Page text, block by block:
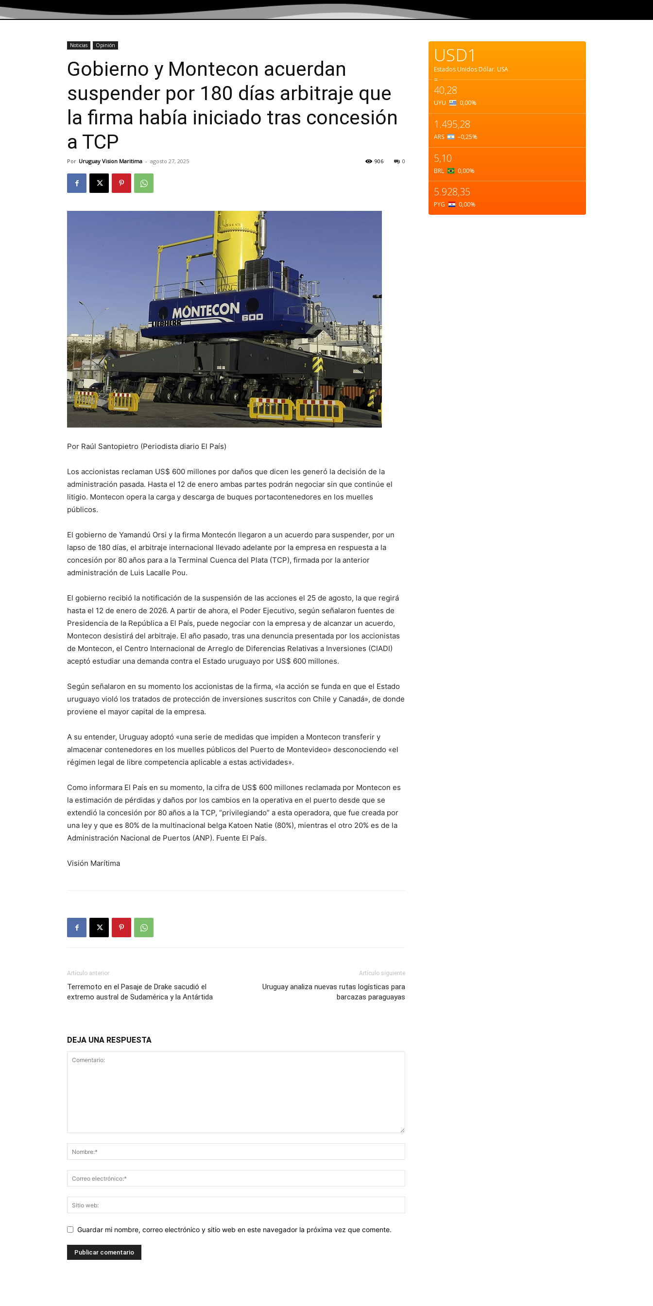
Noticias Opinión
Gobierno y Montecon acuerdan
suspender por 180 días arbitraje que
la firma había iniciado tras concesión
a TCP
Por Uruguay Vision Maritima - agosto 27, 2025 0
906
Por Raúl Santopietro (Periodista diario El País)
Los accionistas reclaman US$ 600 millones por daños que dicen les generó la decisión de la
administración pasada. Hasta el 12 de enero ambas partes podrán negociar sin que continúe el
litigio. Montecon opera la carga y descarga de buques portacontenedores en los muelles
públicos.
El gobierno de Yamandú Orsi y la firma Montecón llegaron a un acuerdo para suspender, por un
lapso de 180 días, el arbitraje internacional llevado adelante por la empresa en respuesta a la
concesión por 80 años para a la Terminal Cuenca del Plata (TCP), firmada por la anterior
administración de Luis Lacalle Pou.
El gobierno recibió la notificación de la suspensión de las acciones el 25 de agosto, la que regirá
hasta el 12 de enero de 2026. A partir de ahora, el Poder Ejecutivo, según señalaron fuentes de
Presidencia de la República a El País, puede negociar con la empresa y de alcanzar un acuerdo,
Montecon desistirá del arbitraje. El año pasado, tras una denuncia presentada por los accionistas
de Montecon, el Centro Internacional de Arreglo de Diferencias Relativas a Inversiones (CIADI)
aceptó estudiar una demanda contra el Estado uruguayo por US$ 600 millones.
Según señalaron en su momento los accionistas de la firma, «la acción se funda en que el Estado
uruguayo violó los tratados de protección de inversiones suscritos con Chile y Canadá», de donde
proviene el mayor capital de la empresa.
A su entender, Uruguay adoptó «una serie de medidas que impiden a Montecon transferir y
almacenar contenedores en los muelles públicos del Puerto de Montevideo» desconociendo «el
régimen legal de libre competencia aplicable a estas actividades».
Como informara El País en su momento, la cifra de US$ 600 millones reclamada por Montecon es
la estimación de pérdidas y daños por los cambios en la operativa en el puerto desde que se
extendió la concesión por 80 años a la TCP, “privilegiando” a esta operadora, que fue creada por
una ley y que es 80% de la multinacional belga Katoen Natie (80%), mientras el otro 20% es de la
Administración Nacional de Puertos (ANP). Fuente El País.
Visión Marítima
Artículo anterior
Terremoto en el Pasaje de Drake sacudió el
extremo austral de Sudamérica y la Antártida
Artículo siguiente
Uruguay analiza nuevas rutas logísticas para
barcazas paraguayas
DEJA UNA RESPUESTA
Guardar mi nombre, correo electrónico y sitio web en este navegador la próxima vez que comente.
USD1
Estados Unidos Dólar. USA
=
40,28
UYU 0,00%
1.495,28
ARS –0,25%
5,10
BRL 0,00%
5.928,35
PYG 0,00%